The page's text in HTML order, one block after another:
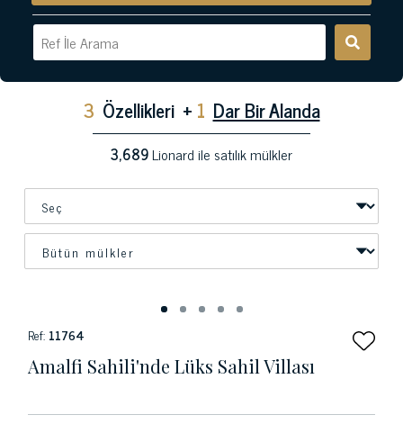
3 Özellikleri + 1 Dar Bir Alanda
3,689Lionard ile satılık mülkler
Ref: 11764
Amalfi Sahili'nde Lüks Sahil Villası